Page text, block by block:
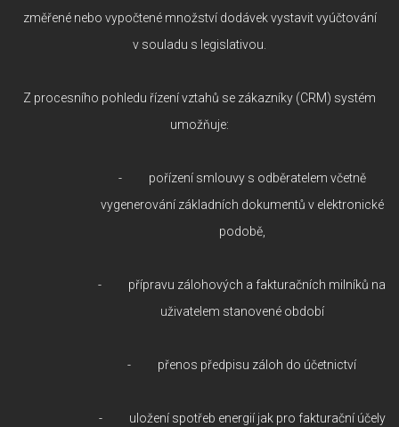
změřené nebo vypočtené množství dodávek vystavit vyúčtování
v souladu s legislativou.
Z procesního pohledu řízení vztahů se zákazníky (CRM) systém
umožňuje:
- pořízení smlouvy s odběratelem včetně
vygenerování základních dokumentů v elektronické
podobě,
- přípravu zálohových a fakturačních milníků na
uživatelem stanovené období
- přenos předpisu záloh do účetnictví
- uložení spotřeb energií jak pro fakturační účely